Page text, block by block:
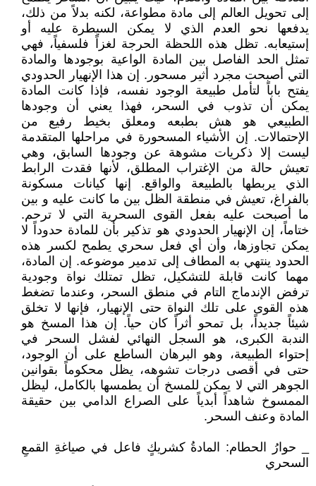
إلى تحويل العالم إلى مادة مطواعة، لكنه بدلاً من ذلك،
يدفعها نحو العدم الذي لا يمكن السيطرة عليه أو
إستيعابه. تظل هذه اللحظة الحرجة لغزاً فلسفياً، فهي
تمثل الحد الفاصل بين المادة الواعية بوجودها والمادة
التي أصبحت مجرد أثير مسحور. إن هذا الإنهيار الحدودي
يفتح باباً لتأمل طبيعة الوجود نفسه، فإذا كانت المادة
يمكن أن تذوب في السحر، فهذا يعني أن وجودها
الطبيعي هو هش بطبعه ومعلق بخيط رفيع من
الإحتمالات. إن الأشياء المسحورة في مراحلها المتقدمة
ليست إلا ذكريات مشوهة عن وجودها السابق، وهي
تعيش حالة من الإغتراب المطلق، لأنها فقدت الرابط
الذي يربطها بالطبيعة والواقع. إنها كيانات مسكونة
بالفراغ، تعيش في منطقة الظل بين ما كانت عليه و بين
ما أصبحت عليه بفعل القوى السحرية التي لا ترحم.
ختاماً، إن الإنهيار الحدودي هو تذكير بأن للمادة حدوداً لا
يمكن تجاوزها، وأن أي فعل سحري يطمح لكسر هذه
الحدود ينتهي به المطاف إلى تدمير موضوعه. إن المادة،
مهما كانت قابلة للتشكيل، تظل تمتلك نواة وجودية
ترفض الإندماج التام في منطق السحر، وعندما تضغط
هذه القوى على تلك النواة حتى الإنهيار، فإنها لا تخلق
شيئاً جديداً، بل تمحو أثراً كان حياً. إن هذا المسخ هو
الندبة الكبرى، هو السجل النهائي لفشل السحر في
إحتواء الطبيعة، وهو البرهان الساطع على أن الوجود،
حتى في أقصى درجات تشوهه، يظل محكوماً بقوانين
الجوهر التي لا يمكن للمسخ أن يطمسها بالكامل، ليظل
الممسوخ شاهداً أبدياً على الصراع الدامي بين حقيقة
المادة وعنف السحر.
_ حوارُ الحطام: المادةُ كشريكٍ فاعل في صياغةِ القمعِ
السحري